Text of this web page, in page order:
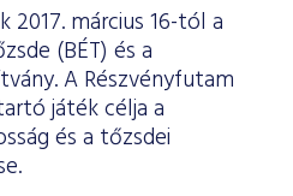
2017. március 16-tól a
(BÉT) és a
A Részvényfutam
játék célja a
és a tőzsdei